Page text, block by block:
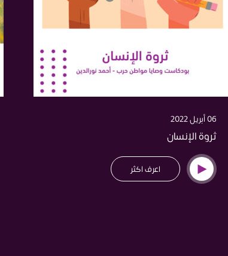
06 أبريل 2022
ثروة الإنسان
اعرف اكثر